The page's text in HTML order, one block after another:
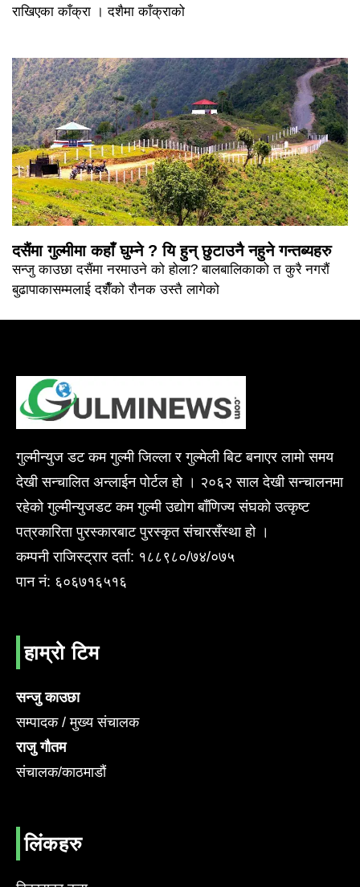
राखिएका काँक्रा । दशैमा काँक्राको
दसैंमा गुल्मीमा कहाँ घुम्ने ? यि हुन् छुटाउनै नहुने गन्तब्यहरु
सन्जु काउछा दसैंमा नरमाउने को होला? बालबालिकाको त कुरै नगरौं
बुढापाकासम्मलाई दशैँको रौनक उस्तै लागेको
गुल्मीन्युज डट कम गुल्मी जिल्ला र गुल्मेली बिट बनाएर लामो समय
देखी सन्चालित अन्लाईन पोर्टल हो । २०६२ साल देखी सन्चालनमा
रहेको गुल्मीन्युजडट कम गुल्मी उद्योग बाँणिज्य संघको उत्कृष्ट
पत्रकारिता पुरस्कारबाट पुरस्कृत संचारसँस्था हो ।
कम्पनी राजिस्ट्रार दर्ता: १८८९८०/७४/०७५
पान नं: ६०६७१६५१६
हाम्रो टिम
सन्जु काउछा
सम्पादक / मुख्य संचालक
राजु गौतम
संचालक/काठमाडौं
लिंकहरु